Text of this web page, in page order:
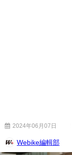
2024年06月07日
Webike編輯部